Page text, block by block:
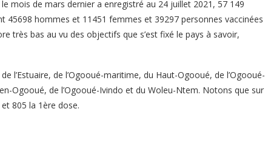
mois de mars dernier a enregistré au 24 juillet 2021, 57 149
45698 hommes et 11451 femmes et 39297 personnes vaccinées
très bas au vu des objectifs que s’est fixé le pays à savoir,
l’Estuaire, de l’Ogooué-maritime, du Haut-Ogooué, de l’Ogooué-
Ogooué, de l’Ogooué-Ivindo et du Woleu-Ntem. Notons que sur
805 la 1ère dose.